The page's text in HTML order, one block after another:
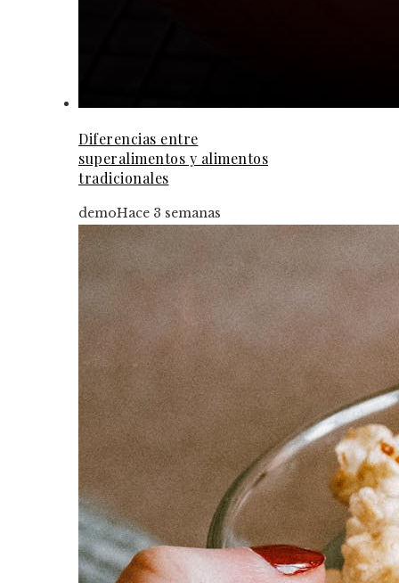
Diferencias entre
superalimentos y alimentos
tradicionales
demoHace 3 semanas